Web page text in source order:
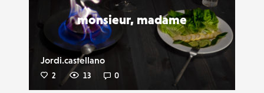
monsieur, madame
Jordi.castellano
2 13 0